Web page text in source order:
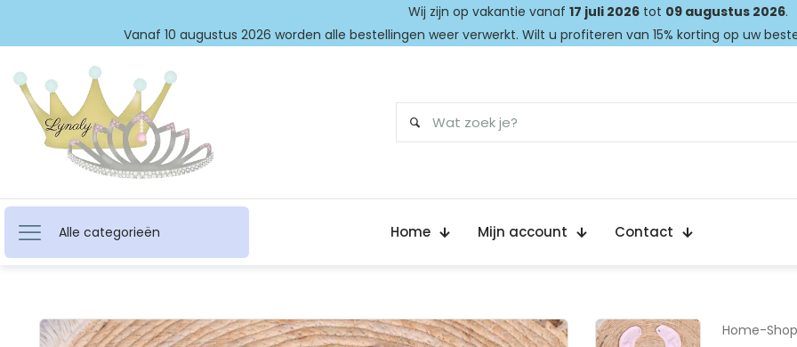
Wij zijn op vakantie vanaf 17 juli 2026tot 09 augustus 2026.
Vanaf 10 augustus 2026 worden alle bestellingen weer verwerkt. Wilt u profiteren van 15% korting op uw
Alle categorieën Home Mijn account Contact
Home-Shop